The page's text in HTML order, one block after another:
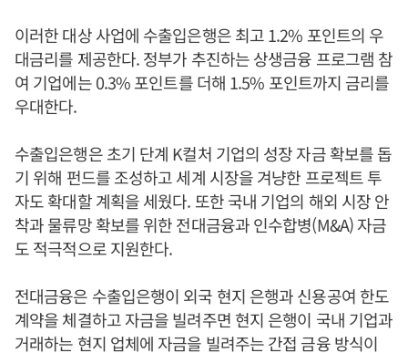
이러한 대상 사업에 수출입은행은 최고 1.2% 포인트의 우
대금리를 제공한다. 정부가 추진하는 상생금융 프로그램 참
여 기업에는 0.3% 포인트를 더해 1.5% 포인트까지 금리를
우대한다.
수출입은행은 초기 단계 K컬처 기업의 성장 자금 확보를 돕
기 위해 펀드를 조성하고 세계 시장을 겨냥한 프로젝트 투
자도 확대할 계획을 세웠다. 또한 국내 기업의 해외 시장 안
착과 물류망 확보를 위한 전대금융과 인수합병(M&A) 자금
도 적극적으로 지원한다.
전대금융은 수출입은행이 외국 현지 은행과 신용공여 한도
계약을 체결하고 자금을 빌려주면 현지 은행이 국내 기업과
거래하는 현지 업체에 자금을 빌려주는 간접 금융 방식이